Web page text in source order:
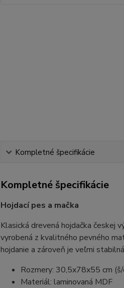
Kompletné špecifikácie
Kompletné špecifikácie
Hojdací pes a mačka
Klasická drevená hojdačka českej
vyrobená z kvalitného pevného
hojdanie a zároveň je veľmi
Rozmery: 30,5x78x55 cm
Materiál: laminovaná MDF